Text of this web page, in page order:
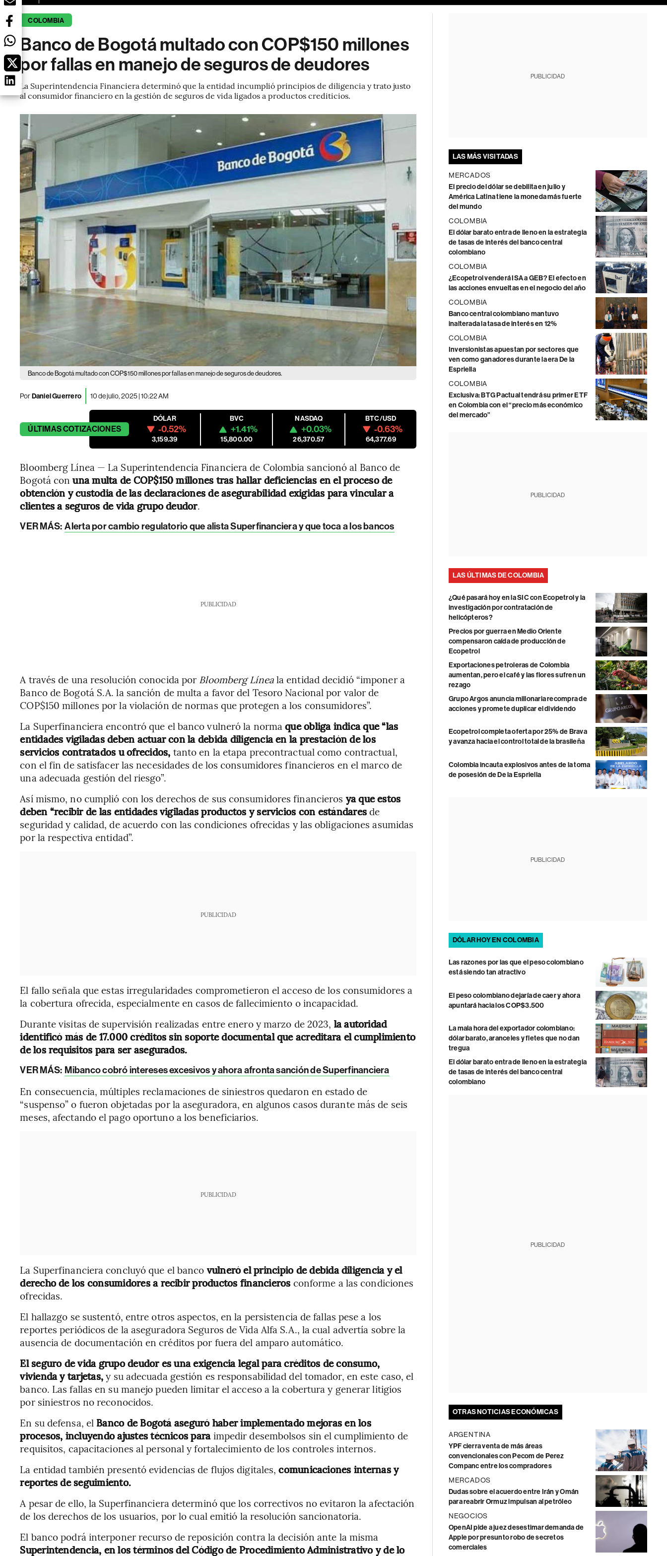
COLOMBIA
Banco de Bogotá multado con COP$150 millones
por fallas en manejo de seguros de deudores
La Superintendencia Financiera determinó que la entidad incumplió principios de diligencia y trato justo
al consumidor financiero en la gestión de seguros de vida ligados a productos crediticios.
Banco de Bogotá multado con COP$150 millones por fallas en manejo de seguros de deudores.
PorDaniel Guerrero 10 de julio, 2025 | 10:22 AM
ÚLTIMASCOTIZACIONES
DÓLAR
-0.52%
3,159.39
BVC
+1.41%
15,800.00
NASDAQ
+0.03%
26,370.57
BTC/USD
-0.63%
64,377.69
Bloomberg Línea — La Superintendencia Financiera de Colombia sancionó al Banco de
Bogotá conuna multa de COP$150 millones tras hallar deficiencias en el proceso de
obtención y custodia de las declaraciones de asegurabilidad exigidas para vincular a
clientes a seguros de vida grupo deudor.
VER MÁS: Alerta por cambio regulatorio que alista Superfinanciera y que toca a los bancos
PUBLICIDAD
A través de una resolución conocida por Bloomberg Líneala entidad decidió “imponer a
Banco de Bogotá S.A. la sanción de multa a favor del Tesoro Nacional por valor de
COP$150 millones por la violación de normas que protegen a los consumidores”.
La Superfinanciera encontró que el banco vulneró la normaque obliga indica que “las
entidades vigiladas deben actuar con la debida diligencia en la prestación de los
servicios contratados u ofrecidos, tanto en la etapa precontractual como contractual,
con el fin de satisfacer las necesidades de los consumidores financieros en el marco de
una adecuada gestión del riesgo”.
Así mismo, no cumplió con los derechos de sus consumidores financieros ya que estos
deben “recibir de las entidades vigiladas productos y servicios con estándaresde
seguridad y calidad, de acuerdo con las condiciones ofrecidas y las obligaciones asumidas
por la respectiva entidad”.
PUBLICIDAD
El fallo señala que estas irregularidades comprometieron el acceso de los consumidores a
la cobertura ofrecida, especialmente en casos de fallecimiento o incapacidad.
Durante visitas de supervisión realizadas entre enero y marzo de 2023, la autoridad
identificó más de 17.000 créditos sin soporte documental que acreditara el cumplimiento
de los requisitos para ser asegurados.
VER MÁS: Mibanco cobró intereses excesivos y ahora afronta sanción de Superfinanciera
En consecuencia, múltiples reclamaciones de siniestros quedaron en estado de
“suspenso” o fueron objetadas por la aseguradora, en algunos casos durante más de seis
meses, afectando el pago oportuno a los beneficiarios.
PUBLICIDAD
La Superfinanciera concluyó que el banco vulneró el principio de debida diligencia y el
derecho de los consumidores a recibir productos financieros conforme a las condiciones
ofrecidas.
El hallazgo se sustentó, entre otros aspectos, en la persistencia de fallas pese a los
reportes periódicos de la aseguradora Seguros de Vida Alfa S.A., la cual advertía sobre la
ausencia de documentación en créditos por fuera del amparo automático.
El seguro de vida grupo deudor es una exigencia legal para créditos de consumo,
vivienda y tarjetas,y su adecuada gestión es responsabilidad del tomador, en este caso, el
banco. Las fallas en su manejo pueden limitar el acceso a la cobertura y generar litigios
por siniestros no reconocidos.
En su defensa, el Banco de Bogotá aseguró haber implementado mejoras en los
procesos, incluyendo ajustes técnicos paraimpedir desembolsos sin el cumplimiento de
requisitos, capacitaciones al personal y fortalecimiento de los controles internos.
La entidad también presentó evidencias de flujos digitales,comunicaciones internas y
reportes de seguimiento.
A pesar de ello, la Superfinanciera determinó que los correctivos no evitaron la afectación
de los derechos de los usuarios, por lo cual emitió la resolución sancionatoria.
El banco podrá interponer recurso de reposición contra la decisión ante la misma
Superintendencia, en los términos del Código de Procedimiento Administrativo y de lo
PUBLICIDAD
LAS MÁS VISITADAS
MERCADOS
El precio del dólar se debilita en julio y
América Latina tiene la moneda más fuerte
del mundo
COLOMBIA
El dólar barato entra de lleno en la estrategia
de tasas de interés del banco central
colombiano
COLOMBIA
¿Ecopetrol venderá ISA a GEB? El efecto en
las acciones envueltas en el negocio del año
COLOMBIA
Banco central colombiano mantuvo
inalterada la tasa de interés en 12%
COLOMBIA
Inversionistas apuestan por sectores que
ven como ganadores durante la era De la
Espriella
COLOMBIA
Exclusiva: BTG Pactual tendrá su primer ETF
en Colombia con el “precio más económico
del mercado”
PUBLICIDAD
LAS ÚLTIMAS DE COLOMBIA
¿Qué pasará hoy en la SIC con Ecopetrol y la
investigación por contratación de
helicópteros?
Precios por guerra en Medio Oriente
compensaron caída de producción de
Ecopetrol
Exportaciones petroleras de Colombia
aumentan, pero el café y las flores sufren un
rezago
Grupo Argos anuncia millonaria recompra de
acciones y promete duplicar el dividendo
Ecopetrol completa oferta por 25% de Brava
y avanza hacia el control total de la brasileña
Colombia incauta explosivos antes de la toma
de posesión de De la Espriella
PUBLICIDAD
DÓLAR HOY EN COLOMBIA
Las razones por las que el peso colombiano
está siendo tan atractivo
El peso colombiano dejaría de caer y ahora
apuntará hacia los COP$3.500
La mala hora del exportador colombiano:
dólar barato, aranceles y fletes que no dan
tregua
El dólar barato entra de lleno en la estrategia
de tasas de interés del banco central
colombiano
PUBLICIDAD
OTRAS NOTICIAS ECONÓMICAS
ARGENTINA
YPF cierra venta de más áreas
convencionales con Pecom de Perez
Companc entre los compradores
MERCADOS
Dudas sobre el acuerdo entre Irán y Omán
para reabrir Ormuz impulsan al petróleo
NEGOCIOS
OpenAI pide a juez desestimar demanda de
Apple por presunto robo de secretos
comerciales